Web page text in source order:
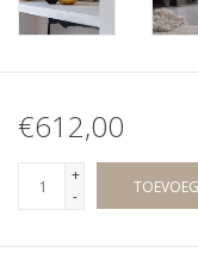
€612,00
+
-